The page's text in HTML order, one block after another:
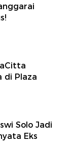
di Plaza
Solo Jadi
Eks